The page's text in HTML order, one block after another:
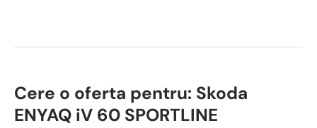
Cere o oferta pentru: Skoda
ENYAQ iV 60 SPORTLINE